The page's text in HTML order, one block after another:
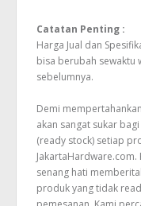
Catatan Penting :
Harga Jual dan
bisa berubah sewaktu
sebelumnya.
Demi
akan sangat sukar
(ready stock) setiap
senang hati
produk yang tidak